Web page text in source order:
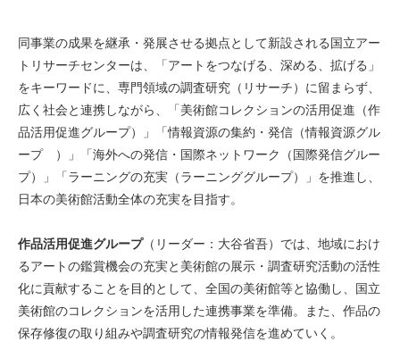
同事業の成果を継承・発展させる拠点として新設される国立アー
トリサーチセンターは、「アートをつなげる、深める、拡げる」
をキーワードに、専門領域の調査研究（リサーチ）に留まらず、
広く社会と連携しながら、「美術館コレクションの活用促進（作
品活用促進グループ）」「情報資源の集約・発信（情報資源グル
ープ ）」「海外への発信・国際ネットワーク（国際発信グルー
プ）」「ラーニングの充実（ラーニンググループ）」を推進し、
日本の美術館活動全体の充実を目指す。
作品活用促進グループ（リーダー：大谷省吾）では、地域におけ
るアートの鑑賞機会の充実と美術館の展示・調査研究活動の活性
化に貢献することを目的として、全国の美術館等と協働し、国立
美術館のコレクションを活用した連携事業を準備。また、作品の
保存修復の取り組みや調査研究の情報発信を進めていく。